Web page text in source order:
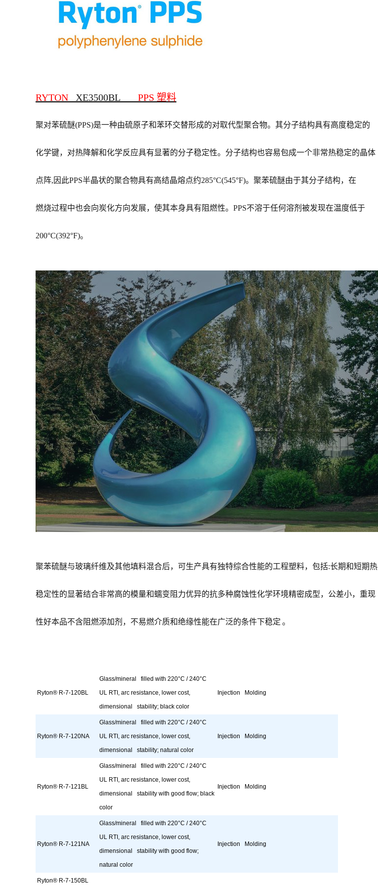
RYTON XE3500BL PPS 塑料
聚对苯硫醚(PPS)是一种由硫原子和苯环交替形成的对取代型聚合物。其分子结构具有高度稳定的
化学键，对热降解和化学反应具有显著的分子稳定性。分子结构也容易包成一个非常热稳定的晶体
点阵, 因此PPS半晶状的聚合物具有高结晶熔点约285°C(545°F)。聚苯硫醚由于其分子结构，在
燃烧过程中也会向炭化方向发展，使其本身具有阻燃性。 PPS不溶于任何溶剂被发现在温度低于
200°C(392°F)。
聚苯硫醚与玻璃纤维及其他填料混合后，可生产具有独特综合性能的工程塑料，包括:长期和短期热
稳定性的显著结合非常高的模量和蠕变阻力优异的抗多种腐蚀性化学环境精密成型，公差小，重现
性好本品不含阻燃添加剂，不易燃介质和绝缘性能在广泛的条件下稳定 。
Ryton® R-7-120BL
Glass/mineral filled with 220°C / 240°C
UL RTI, arc resistance, lower cost,
dimensional stability; black color
Injection Molding
Ryton® R-7-120NA
Glass/mineral filled with 220°C / 240°C
UL RTI, arc resistance, lower cost,
dimensional stability; natural color
Injection Molding
Ryton® R-7-121BL
Glass/mineral filled with 220°C / 240°C
UL RTI, arc resistance, lower cost,
dimensional stability with good flow; black
color
Injection Molding
Ryton® R-7-121NA
Glass/mineral filled with 220°C / 240°C
UL RTI, arc resistance, lower cost,
dimensional stability with good flow;
natural color
Injection Molding
Ryton® R-7-150BL